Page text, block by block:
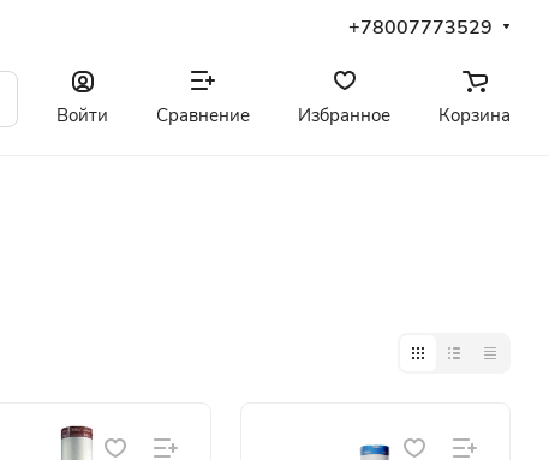
+78007773529
Войти Сравнение Избранное Корзина